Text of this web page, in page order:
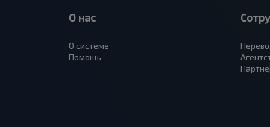
О нас
О системе
Помощь